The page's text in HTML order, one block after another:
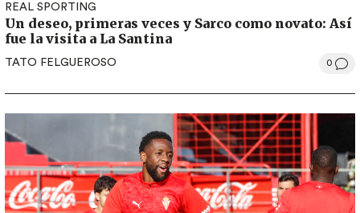
REAL SPORTING
Un deseo, primeras veces y Sarco como novato: Así
fue la visita a La Santina
TATO FELGUEROSO 0